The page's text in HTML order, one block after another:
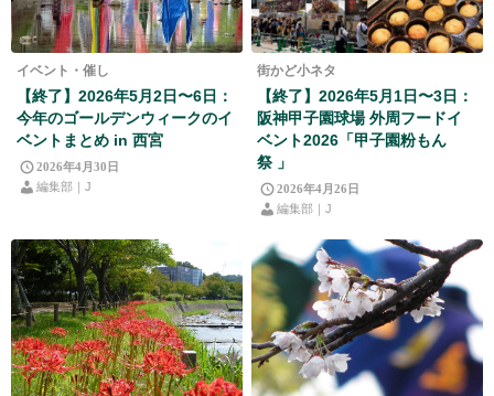
イベント・催し
【終了】2026年5月2日〜6日：
今年のゴールデンウィークのイ
ベントまとめ in 西宮
2026年4月30日
編集部｜J
街かど小ネタ
【終了】2026年5月1日〜3日：
阪神甲子園球場 外周フードイ
ベント2026「甲子園粉もん
祭 」
2026年4月26日
編集部｜J